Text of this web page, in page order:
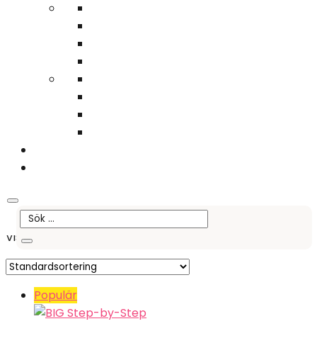
/ Produkter märkta ”Kommunikationshjälpmedel”
Visar 1–9 av 21 resultat
Populär